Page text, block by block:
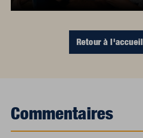
Retour à l'accueil
Commentaires